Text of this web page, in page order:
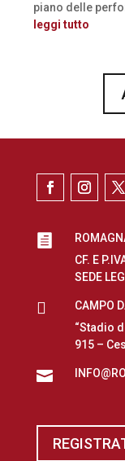
piano delle
leggi tutto

CF. E
SEDE

CAMPO
“Stadio
915 –
